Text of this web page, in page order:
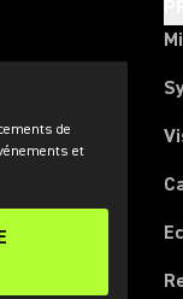
de
et